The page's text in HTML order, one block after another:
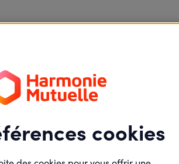
cookies